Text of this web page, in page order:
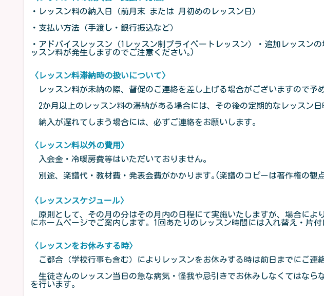
・レッスン料の納入日（前月末 または 月初めのレッスン日）
・支払い方法（手渡し・銀行振込など）
・アドバイスレッスン（1レッスン制プライベートレッスン）・追加レッスン
ッスン料が発生しますのでご注意ください｡)
〈レッスン料滞納時の扱いについて〉
レッスン料が未納の際、督促のご連絡を差し上げる場合がございますので予
2か月以上のレッスン料の滞納がある場合には、その後の定期的なレッスン日
納入が遅れてしまう場合には、必ずご連絡をお願いします。
〈レッスン料以外の費用〉
入会金・冷暖房費等はいただいておりません。
別途、楽譜代・教材費・発表会費がかかります｡(楽譜のコピーは著作権の観
〈レッスンスケジュール〉
原則として、その月の分はその月内の日程にて実施いたしますが、場合によ
にホームページでご案内します。1回あたりのレッスン時間には入れ替え・片付
〈レッスンをお休みする時〉
ご都合（学校行事も含む）によりレッスンをお休みする時は前日までにご連
生徒さんのレッスン当日の急な病気・怪我や忌引きでお休みしなくてはなら
を行います。